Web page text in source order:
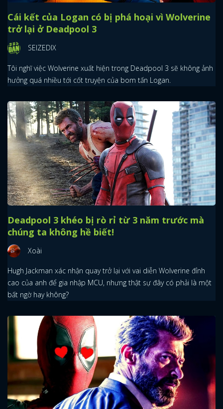
FACEBOOK GOOGLE
Cái kết của Logan có bị phá hoại vì Wolverine
trở lại ở Deadpool 3
SEIZEDIX
Tôi nghĩ việc Wolverine xuất hiện trong Deadpool 3 sẽ không ảnh
hưởng quá nhiều tới cốt truyện của bom tấn Logan.
Deadpool 3 khéo bị rò rỉ từ 3 năm trước mà
chúng ta không hề biết!
Xoài
Hugh Jackman xác nhận quay trở lại với vai diễn Wolverine đỉnh
cao của anh để gia nhập MCU, nhưng thật sự đây có phải là một
bất ngờ hay không?